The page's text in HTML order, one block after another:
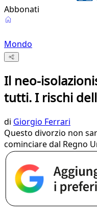
Abbonati
Mondo
Il neo-
tutti. I rischi
di Giorgio Ferrari
Questo divorzio non
cominciare dal Regno